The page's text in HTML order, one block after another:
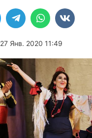
27 Янв. 2020 11:49